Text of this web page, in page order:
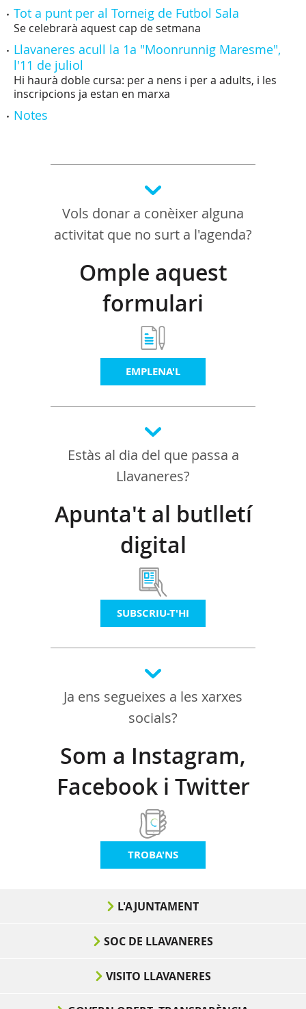
Tot a punt per al Torneig de Futbol Sala
Se celebrarà aquest cap de setmana
Llavaneres acull la 1a "Moonrunnig Maresme",
l'11 de juliol
Hi haurà doble cursa: per a nens i per a adults, i les
inscripcions ja estan en marxa
Notes
Vols donar a conèixer alguna
activitat que no surt a l'agenda?
Omple aquest
formulari
EMPLENA'L
Estàs al dia del que passa a
Llavaneres?
Apunta't al butlletí
digital
SUBSCRIU-T'HI
Ja ens segueixes a les xarxes
socials?
Som a Instagram,
Facebook i Twitter
TROBA'NS
L'AJUNTAMENT
SOC DE LLAVANERES
VISITO LLAVANERES